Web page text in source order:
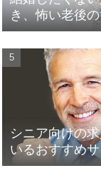
き、怖い老後
シニア向けの
いるおすすめ